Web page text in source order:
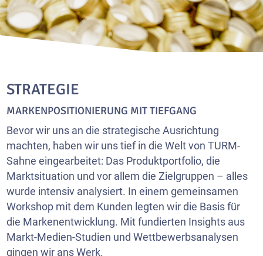
STRATEGIE
MARKENPOSITIONIERUNG MIT TIEFGANG
Bevor wir uns an die strategische Ausrichtung
machten, haben wir uns tief in die Welt von TURM-
Sahne eingearbeitet: Das Produktportfolio, die
Marktsituation und vor allem die Zielgruppen – alles
wurde intensiv analysiert. In einem gemeinsamen
Workshop mit dem Kunden legten wir die Basis für
die Markenentwicklung. Mit fundierten Insights aus
Markt-Medien-Studien und Wettbewerbsanalysen
gingen wir ans Werk.